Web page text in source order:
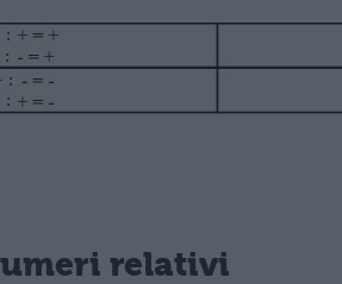
relativi